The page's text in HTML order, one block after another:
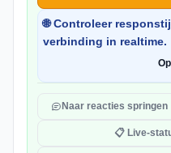
🌐 Controleer
verbinding in realtime.
Naar reacties springen
📋 Live-